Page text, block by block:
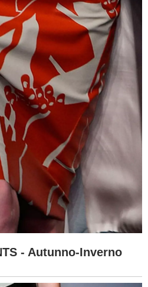
- Autunno-Inverno